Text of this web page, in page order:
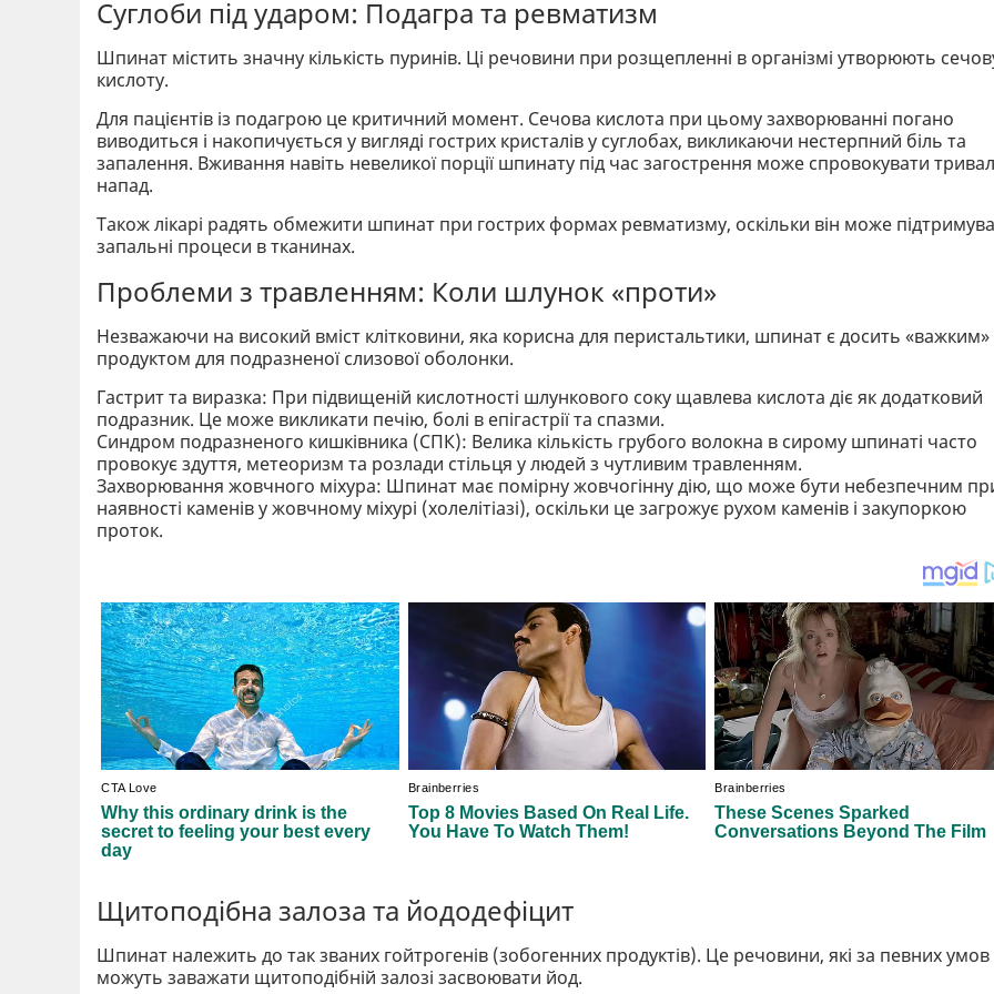
Суглоби під ударом: Подагра та ревматизм
Шпинат містить значну кількість пуринів. Ці речовини при розщепленні в організмі утворюють
кислоту.
Для пацієнтів із подагрою це критичний момент. Сечова кислота при цьому захворюванні погано
виводиться і накопичується у вигляді гострих кристалів у суглобах, викликаючи нестерпний біль та
запалення. Вживання навіть невеликої порції шпинату під час загострення може спровокувати
напад.
Також лікарі радять обмежити шпинат при гострих формах ревматизму, оскільки він може
запальні процеси в тканинах.
Проблеми з травленням: Коли шлунок «проти»
Незважаючи на високий вміст клітковини, яка корисна для перистальтики, шпинат є досить «важким»
продуктом для подразненої слизової оболонки.
Гастрит та виразка: При підвищеній кислотності шлункового соку щавлева кислота діє як додатковий
подразник. Це може викликати печію, болі в епігастрії та спазми.
Синдром подразненого кишківника (СПК): Велика кількість грубого волокна в сирому шпинаті часто
провокує здуття, метеоризм та розлади стільця у людей з чутливим травленням.
Захворювання жовчного міхура: Шпинат має помірну жовчогінну дію, що може бути небезпечним
наявності каменів у жовчному міхурі (холелітіазі), оскільки це загрожує рухом каменів і закупоркою
проток.
Щитоподібна залоза та йододефіцит
Шпинат належить до так званих гойтрогенів (зобогенних продуктів). Це речовини, які за певних умов
можуть заважати щитоподібній залозі засвоювати йод.